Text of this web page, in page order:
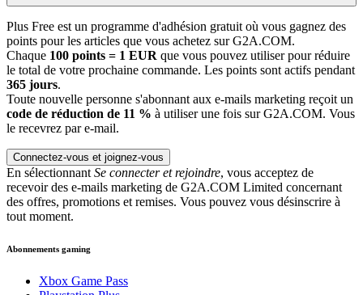
Plus Free est un programme d'adhésion gratuit où vous gagnez des
points pour les articles que vous achetez sur G2A.COM.
Chaque 100 points = 1 EUR que vous pouvez utiliser pour réduire
le total de votre prochaine commande. Les points sont actifs pendant
365 jours.
Toute nouvelle personne s'abonnant aux e-mails marketing reçoit un
code de réduction de 11 % à utiliser une fois sur G2A.COM. Vous
le recevrez par e-mail.
Connectez-vous et joignez-vous
En sélectionnant Se connecter et rejoindre, vous acceptez de
recevoir des e-mails marketing de G2A.COM Limited concernant
des offres, promotions et remises. Vous pouvez vous désinscrire à
tout moment.
Abonnements gaming
Xbox Game Pass